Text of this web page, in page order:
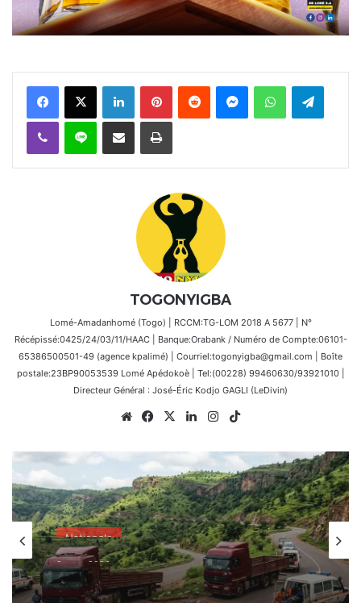
FacebookX Linkedin PinterestReddit MessengerWhatsAppTelegram
Viber Ligne Partager par email Imprimer
TOGONYIGBA
Lomé-Amadanhomé (Togo) | RCCM:TG-LOM 2018 A 5677 | N°
Récépissé:0425/24/03/11/HAAC | Banque:Orabank / Numéro de Compte:06101-
65386500501-49 (agence kpalimé) | Courriel:togonyigba@gmail.com | Boîte
postale:23BP90053539 Lomé Apédokoè | Tel:(00228) 99460630/93921010 |
Directeur Général : José-Éric Kodjo GAGLI (LeDivin)
WebsiteFacebook
X LinkedinInstagram
Nationale
8 mars 2026
Accident routier tragique près de
Kara : un lourd bilan